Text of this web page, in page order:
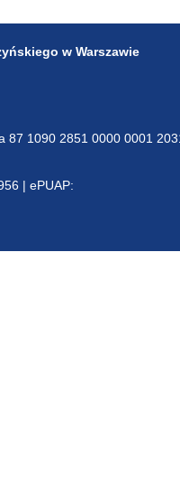
w Warszawie
87 1090 2851 0000 0001
| ePUAP: